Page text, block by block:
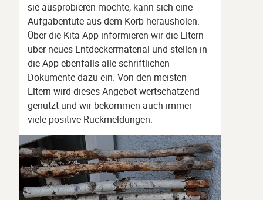
sie ausprobieren möchte, kann sich eine
Aufgabentüte aus dem Korb herausholen.
Über die Kita-App informieren wir die Eltern
über neues Entdeckermaterial und stellen in
die App ebenfalls alle schriftlichen
Dokumente dazu ein. Von den meisten
Eltern wird dieses Angebot wertschätzend
genutzt und wir bekommen auch immer
viele positive Rückmeldungen.